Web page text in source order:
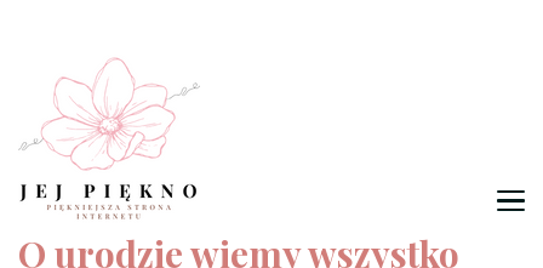
O urodzie wiemy wszystko